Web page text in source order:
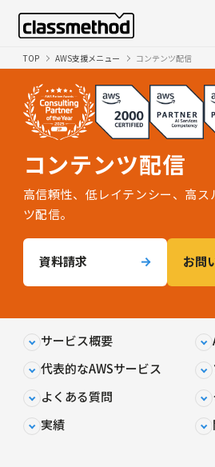
TOP AWS支援メニュー コンテンツ配信
コンテンツ配信
高信頼性、低レイテンシー、高ス
ツ配信。
資料請求 お問
サービス概要
代表的なAWSサービス
よくある質問
実績